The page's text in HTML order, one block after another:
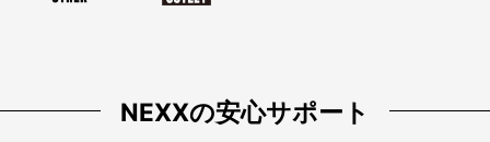
NEXXの安心サポート